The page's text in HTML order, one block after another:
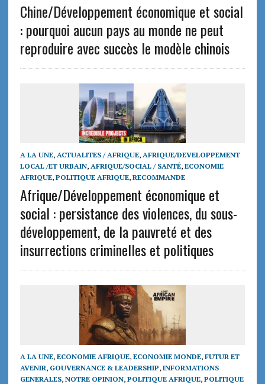
Chine/Développement économique et social
: pourquoi aucun pays au monde ne peut
reproduire avec succès le modèle chinois
A LA UNE, ACTUALITES / AFRIQUE, AFRIQUE/DEVELOPPEMENT
LOCAL /ET URBAIN, AFRIQUE/SOCIAL / SANTÉ, ECONOMIE
AFRIQUE, POLITIQUE AFRIQUE, RECOMMANDE
Afrique/Développement économique et
social : persistance des violences, du sous-
développement, de la pauvreté et des
insurrections criminelles et politiques
A LA UNE, ECONOMIE AFRIQUE, ECONOMIE MONDE, FUTUR ET
AVENIR, GOUVERNANCE & LEADERSHIP, INFORMATIONS
GENERALES, NOTRE OPINION, POLITIQUE AFRIQUE, POLITIQUE